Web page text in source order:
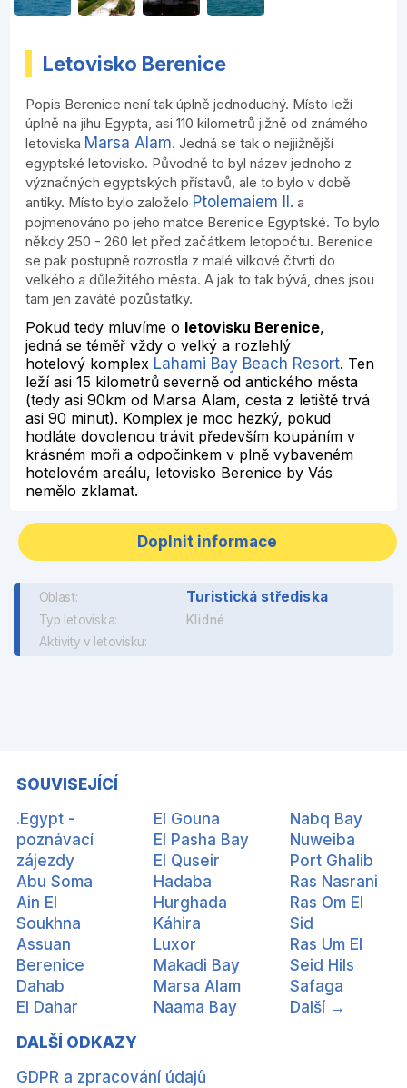
Letovisko Berenice
Popis Berenice není tak úplně jednoduchý. Místo leží
úplně na jihu Egypta, asi 110 kilometrů jižně od známého
letoviska Marsa Alam. Jedná se tak o nejjižnější
egyptské letovisko. Původně to byl název jednoho z
význačných egyptských přístavů, ale to bylo v době
antiky. Místo bylo založelo Ptolemaiem II. a
pojmenováno po jeho matce Berenice Egyptské. To bylo
někdy 250 - 260 let před začátkem letopočtu. Berenice
se pak postupně rozrostla z malé vilkové čtvrti do
velkého a důležitého města. A jak to tak bývá, dnes jsou
tam jen zaváté pozůstatky.
Pokud tedy mluvíme o letovisku Berenice,
jedná se téměř vždy o velký a rozlehlý
hotelový komplex Lahami Bay Beach Resort. Ten
leží asi 15 kilometrů severně od antického města
(tedy asi 90km od Marsa Alam, cesta z letiště trvá
asi 90 minut). Komplex je moc hezký, pokud
hodláte dovolenou trávit především koupáním v
krásném moři a odpočinkem v plně vybaveném
hotelovém areálu, letovisko Berenice by Vás
nemělo zklamat.
Doplnit informace
Oblast: Turistická střediska
Typ letoviska: Klidné
Aktivity v letovisku:
SOUVISEJÍCÍ
.Egypt -
poznávací
zájezdy
Abu Soma
Ain El
Soukhna
Assuan
Berenice
Dahab
El Dahar
El Gouna
El Pasha Bay
El Quseir
Hadaba
Hurghada
Káhira
Luxor
Makadi Bay
Marsa Alam
Naama Bay
Nabq Bay
Nuweiba
Port Ghalib
Ras Nasrani
Ras Om El
Sid
Ras Um El
Seid Hils
Safaga
Další →
DALŠÍ ODKAZY
GDPR a zpracování údajů